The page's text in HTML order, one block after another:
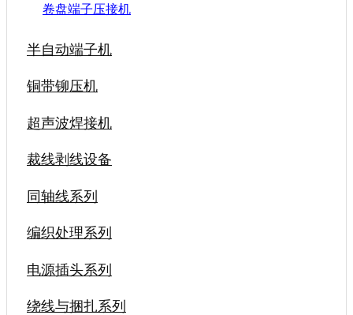
卷盘端子压接机
半自动端子机
铜带铆压机
超声波焊接机
裁线剥线设备
同轴线系列
编织处理系列
电源插头系列
绕线与捆扎系列